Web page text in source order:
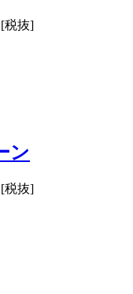
[税抜]
ン
[税抜]